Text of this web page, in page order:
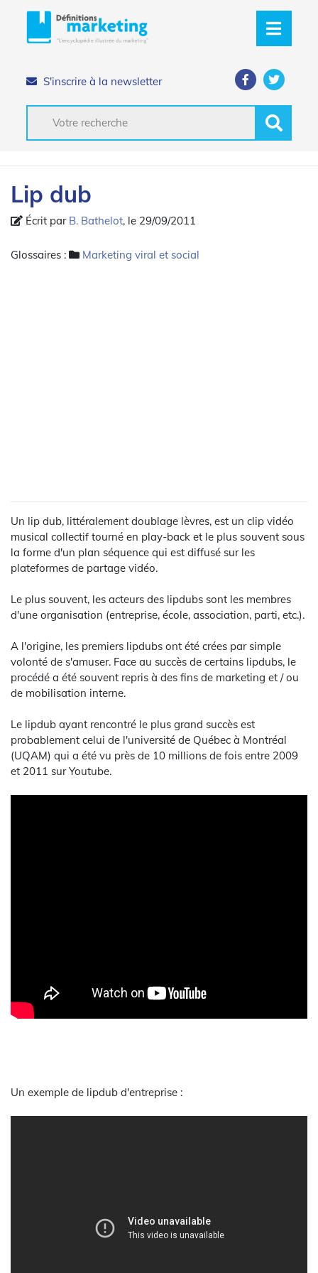
S'inscrire à la newsletter
Lip dub
Écrit par B. Bathelot, le 29/09/2011
Glossaires : Marketing viral et social
Un lip dub, littéralement doublage lèvres, est un clip vidéo
musical collectif tourné en play-back et le plus souvent sous
la forme d'un plan séquence qui est diffusé sur les
plateformes de partage vidéo.
Le plus souvent, les acteurs des lipdubs sont les membres
d'une organisation (entreprise, école, association, parti, etc.).
A l'origine, les premiers lipdubs ont été crées par simple
volonté de s'amuser. Face au succès de certains lipdubs, le
procédé a été souvent repris à des fins de marketing et / ou
de mobilisation interne.
Le lipdub ayant rencontré le plus grand succès est
probablement celui de l'université de Québec à Montréal
(UQAM) qui a été vu près de 10 millions de fois entre 2009
et 2011 sur Youtube.
Un exemple de lipdub d'entreprise :